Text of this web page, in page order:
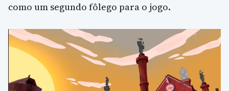
como um segundo fôlego para o jogo.